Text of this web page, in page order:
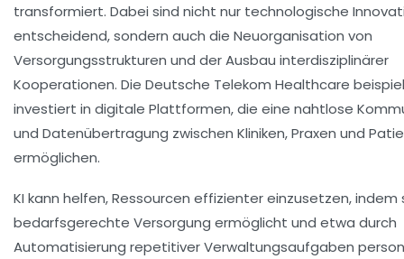
transformiert. Dabei sind nicht nur technologische
entscheidend, sondern auch die Neuorganisation von
Versorgungsstrukturen und der Ausbau interdisziplinärer
Kooperationen. Die Deutsche Telekom Healthcare
investiert in digitale Plattformen, die eine nahtlose
und Datenübertragung zwischen Kliniken, Praxen und
ermöglichen.
KI kann helfen, Ressourcen effizienter einzusetzen, indem
bedarfsgerechte Versorgung ermöglicht und etwa durch
Automatisierung repetitiver Verwaltungsaufgaben